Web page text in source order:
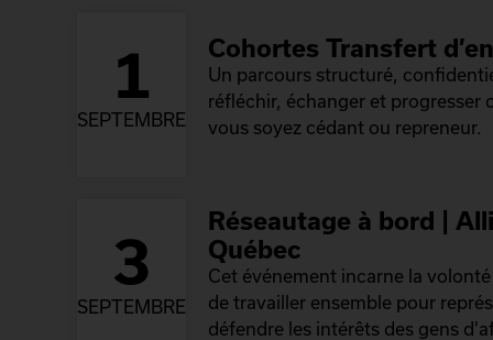
1
SEPTEMBRE
Cohortes Transfert
Un parcours structuré,
réfléchir, échanger et progresser
vous soyez cédant ou repreneur.
3
SEPTEMBRE
Réseautage à bord |
Québec
Cet événement incarne la
de travailler ensemble pour
défendre les intérêts des gens